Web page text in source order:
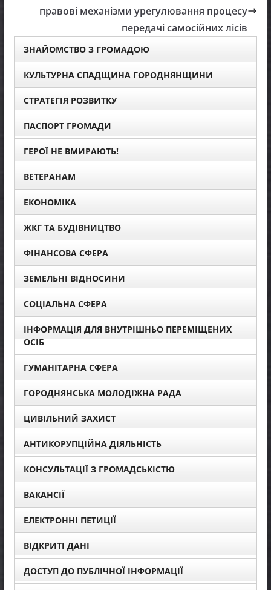
правові механізми урегулювання процесу
передачі самосійних лісів
ЗНАЙОМСТВО З ГРОМАДОЮ
КУЛЬТУРНА СПАДЩИНА ГОРОДНЯНЩИНИ
СТРАТЕГІЯ РОЗВИТКУ
ПАСПОРТ ГРОМАДИ
ГЕРОЇ НЕ ВМИРАЮТЬ!
ВЕТЕРАНАМ
ЕКОНОМІКА
ЖКГ ТА БУДІВНИЦТВО
ФІНАНСОВА СФЕРА
ЗЕМЕЛЬНІ ВІДНОСИНИ
СОЦІАЛЬНА СФЕРА
ІНФОРМАЦІЯ ДЛЯ ВНУТРІШНЬО ПЕРЕМІЩЕНИХ
ОСІБ
ГУМАНІТАРНА СФЕРА
ГОРОДНЯНСЬКА МОЛОДІЖНА РАДА
ЦИВІЛЬНИЙ ЗАХИСТ
АНТИКОРУПЦІЙНА ДІЯЛЬНІСТЬ
КОНСУЛЬТАЦІЇ З ГРОМАДСЬКІСТЮ
ВАКАНСІЇ
ЕЛЕКТРОННІ ПЕТИЦІЇ
ВІДКРИТІ ДАНІ
ДОСТУП ДО ПУБЛІЧНОЇ ІНФОРМАЦІЇ